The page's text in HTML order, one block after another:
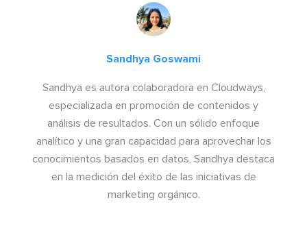
Sandhya Goswami
Sandhya es autora colaboradora en Cloudways,
especializada en promoción de contenidos y
análisis de resultados. Con un sólido enfoque
analítico y una gran capacidad para aprovechar los
conocimientos basados en datos, Sandhya destaca
en la medición del éxito de las iniciativas de
marketing orgánico.